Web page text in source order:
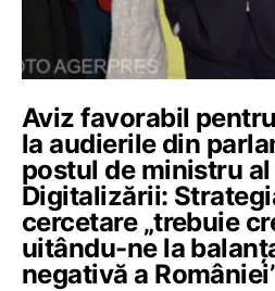
Aviz favorabil
la audierile din
postul de ministru
Digitalizării:
cercetare „trebuie
uitându-ne la
negativă a